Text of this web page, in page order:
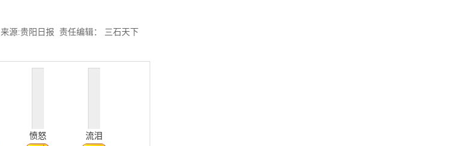
来源:贵阳日报 责任编辑： 三石天下
愤怒 流泪